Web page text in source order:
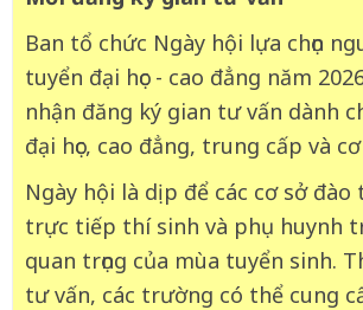
Ban tổ chức Ngày hội lựa chọn
tuyển đại học - cao đẳng năm
nhận đăng ký gian tư vấn dành
đại học, cao đẳng, trung cấp và
Ngày hội là dịp để các cơ sở
trực tiếp thí sinh và phụ huynh
quan trọng của mùa tuyển sinh.
tư vấn, các trường có thể cung